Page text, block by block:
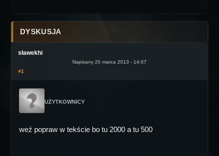
DYSKUSJA
sławekhi
Napisany 20 marca 2013 - 14:07
#1
UŻYTKOWNICY
weź popraw w tekście bo tu 2000 a tu 500